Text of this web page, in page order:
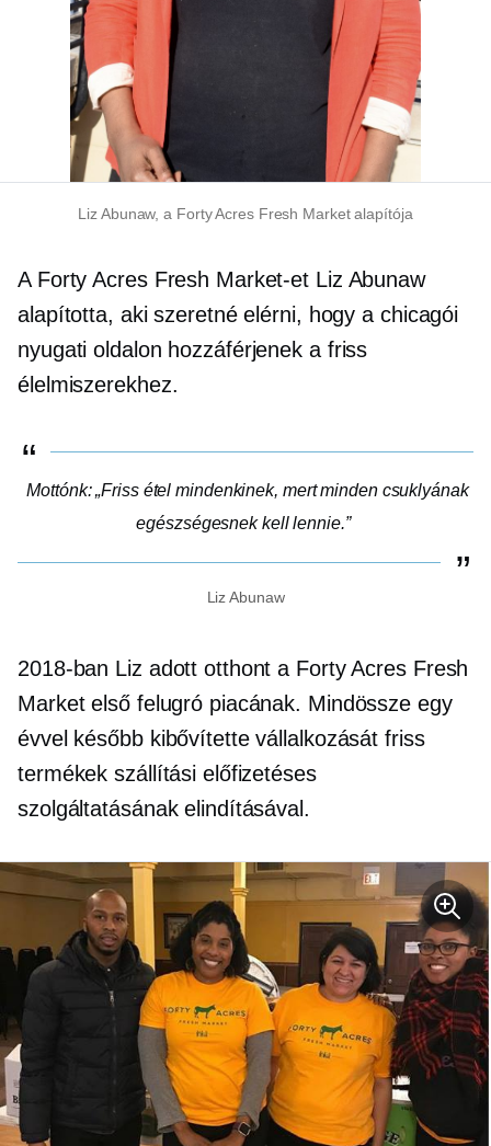
Liz Abunaw, a Forty Acres Fresh Market alapítója
A Forty Acres Fresh Market-et Liz Abunaw
alapította, aki szeretné elérni, hogy a chicagói
nyugati oldalon hozzáférjenek a friss
élelmiszerekhez.
Mottónk: „Friss étel mindenkinek, mert minden csuklyának
egészségesnek kell lennie.”
Liz Abunaw
2018-ban Liz adott otthont a Forty Acres Fresh
Market első felugró piacának. Mindössze egy
évvel később kibővítette vállalkozását friss
termékek szállítási előfizetéses
szolgáltatásának elindításával.